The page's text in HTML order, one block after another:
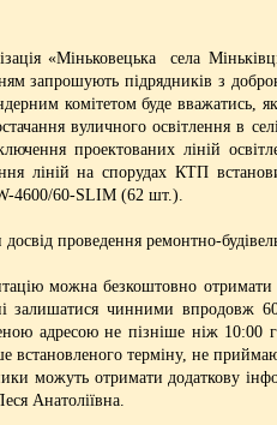
«Міньковецька села
запрошують підрядників з
комітетом буде вважатись,
вуличного освітлення в
проектованих ліній
ліній на спорудах КТП
4600/60-SLIM (62 шт.).
проведення ремонтно-
можна безкоштовно отримати за
залишатися чинними впродовж
адресою не пізніше ніж 10:00
встановленого терміну, не
можуть отримати додаткову
Анатоліївна.